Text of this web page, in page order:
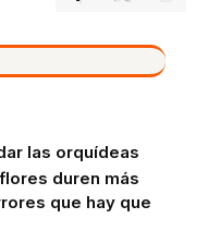
las orquídeas
duren más
que hay que